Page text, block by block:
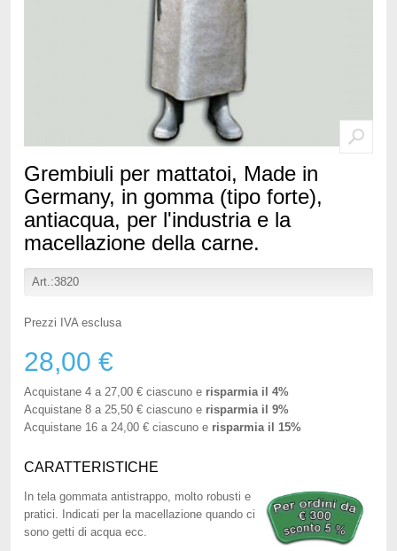
Grembiuli per mattatoi, Made in
Germany, in gomma (tipo forte),
antiacqua, per l'industria e la
macellazione della carne.
Art.:3820
Prezzi IVA esclusa
28,00 €
Acquistane 4 a 27,00 €ciascuno e risparmia il 4%
Acquistane 8 a 25,50 €ciascuno e risparmia il 9%
Acquistane 16 a 24,00 €ciascuno e risparmia il 15%
CARATTERISTICHE
In tela gommata antistrappo, molto robusti e
pratici. Indicati per la macellazione quando ci
sono getti di acqua ecc.